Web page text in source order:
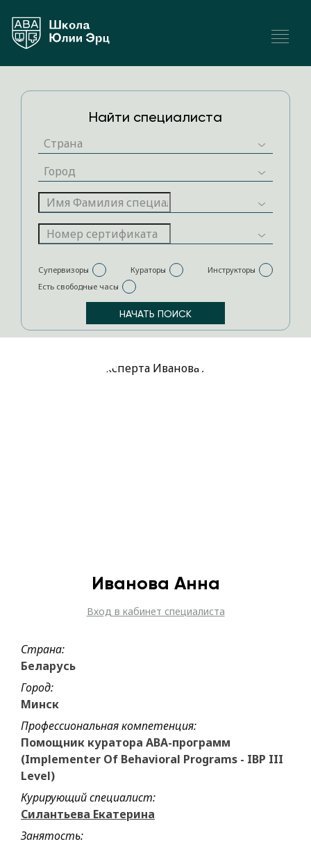
Найти специалиста
Супервизоры Кураторы
Инструкторы
Есть свободные часы
Иванова Анна
Вход в кабинет специалиста
Страна:
Беларусь
Город:
Минск
Профессиональная компетенция:
Помощник куратора АВА-программ
(Implementer Of Behavioral Programs - IBP III
Level)
Курирующий специалист:
Силантьева Екатерина
Занятость: